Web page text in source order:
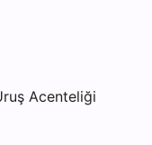
Acenteliği